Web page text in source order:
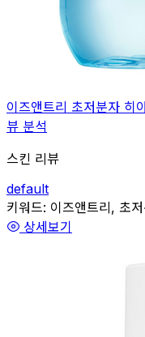
이즈앤트리 초저분자 히
뷰 분석
스킨 리뷰
default
관련
키워드: 이즈앤트리, 초
상세보기